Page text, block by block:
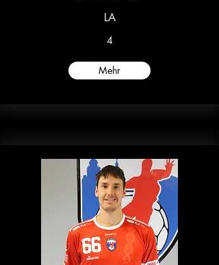
LA
4
Mehr